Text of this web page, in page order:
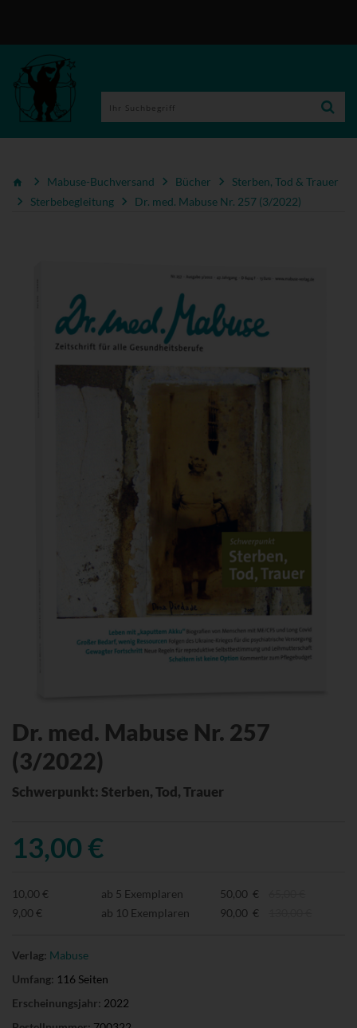
Mabuse-Buchversand Bücher
Sterben, Tod & Trauer
Sterbebegleitung
Dr. med. Mabuse Nr. 257 (3/2022)
Dr. med. Mabuse Nr. 257
(3/2022)
Schwerpunkt: Sterben, Tod, Trauer
13,00 €
10,00 € ab 5 Exemplaren 50,00 €
9,00 €
ab 10 Exemplaren 90,00 €
Verlag: Mabuse
Umfang: 116 Seiten
Erscheinungsjahr: 2022